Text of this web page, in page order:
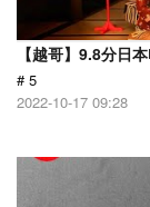
【越哥】9.8分日
# 5
2022-10-17 09:28